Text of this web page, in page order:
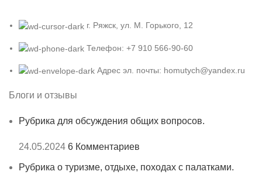
г. Ряжск, ул. М. Горького, 12
Телефон: +7 910 566-90-60
Адрес эл. почты: homutych@yandex.ru
Блоги и отзывы
Рубрика для обсуждения общих вопросов.
24.05.2024 6 Комментариев
Рубрика о туризме, отдыхе, походах с палатками.